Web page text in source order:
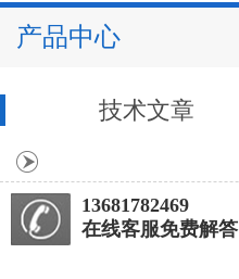
产品中心
技术文章
13681782469
在线客服免费解答